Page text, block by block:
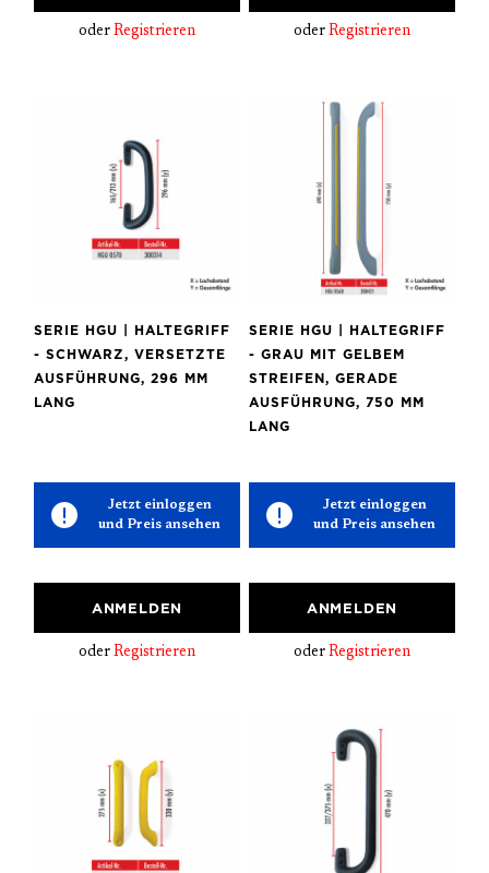
oder Registrieren oder Registrieren
SERIE HGU | HALTEGRIFF
- SCHWARZ, VERSETZTE
AUSFÜHRUNG, 296 MM
LANG
Jetzt einloggen
und Preis ansehen
ANMELDEN
oder Registrieren
SERIE HGU | HALTEGRIFF
- GRAU MIT GELBEM
STREIFEN, GERADE
AUSFÜHRUNG, 750 MM
LANG
Jetzt einloggen
und Preis ansehen
ANMELDEN
oder Registrieren